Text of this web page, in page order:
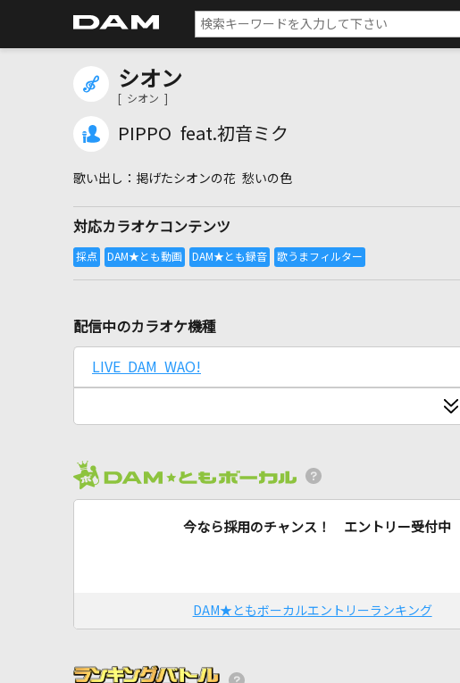
シオン
[ シオン ]
PIPPO feat.初音ミク
掲げたシオンの花 愁いの色
対応カラオケコンテンツ
配信中のカラオケ機種
LIVE DAM WAO!
今なら採用のチャンス！ エントリー受付中
DAM★ともボーカルエントリーランキング